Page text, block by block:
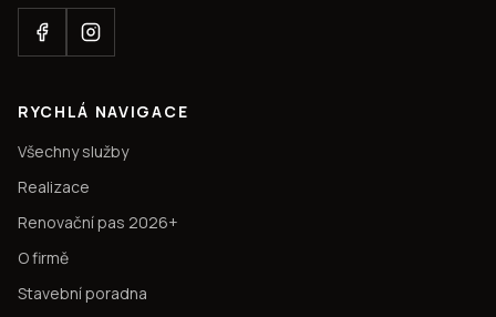
RYCHLÁ NAVIGACE
Všechny služby
Realizace
Renovační pas 2026+
O firmě
Stavební poradna